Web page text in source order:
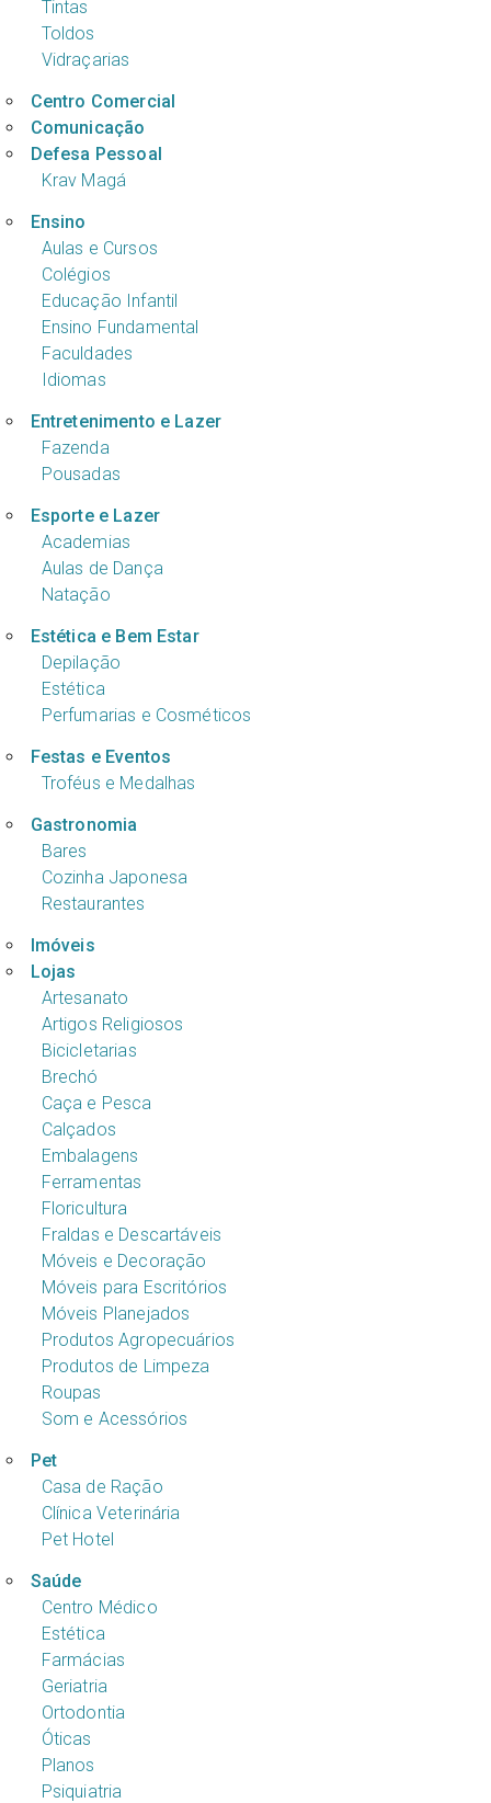
Tintas
Toldos
Vidraçarias
Centro Comercial
Comunicação
Defesa Pessoal
Krav Magá
Ensino
Aulas e Cursos
Colégios
Educação Infantil
Ensino Fundamental
Faculdades
Idiomas
Entretenimento e Lazer
Fazenda
Pousadas
Esporte e Lazer
Academias
Aulas de Dança
Natação
Estética e Bem Estar
Depilação
Estética
Perfumarias e Cosméticos
Festas e Eventos
Troféus e Medalhas
Gastronomia
Bares
Cozinha Japonesa
Restaurantes
Imóveis
Lojas
Artesanato
Artigos Religiosos
Bicicletarias
Brechó
Caça e Pesca
Calçados
Embalagens
Ferramentas
Floricultura
Fraldas e Descartáveis
Móveis e Decoração
Móveis para Escritórios
Móveis Planejados
Produtos Agropecuários
Produtos de Limpeza
Roupas
Som e Acessórios
Pet
Casa de Ração
Clínica Veterinária
Pet Hotel
Saúde
Centro Médico
Estética
Farmácias
Geriatria
Ortodontia
Óticas
Planos
Psiquiatria